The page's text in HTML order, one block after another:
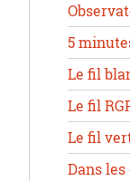
5
Le fil
Le fil
Le fil
Dans